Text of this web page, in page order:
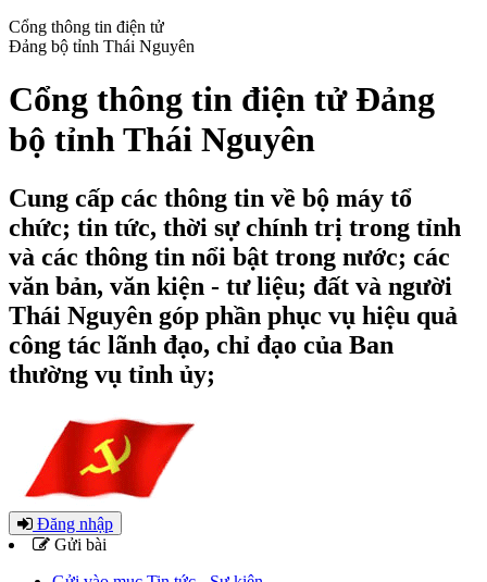
Cổng thông tin điện tử
Đảng bộ tỉnh Thái Nguyên
Cổng thông tin điện tử Đảng
bộ tỉnh Thái Nguyên
Cung cấp các thông tin về bộ máy tổ
chức; tin tức, thời sự chính trị trong tỉnh
và các thông tin nổi bật trong nước; các
văn bản, văn kiện - tư liệu; đất và người
Thái Nguyên góp phần phục vụ hiệu quả
công tác lãnh đạo, chỉ đạo của Ban
thường vụ tỉnh ủy;
Đăng nhập
Gửi bài